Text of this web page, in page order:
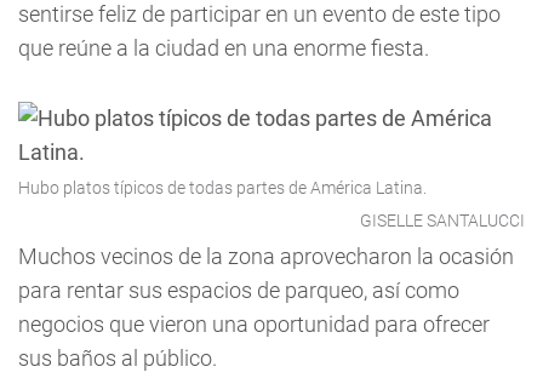
sentirse feliz de participar en un evento de este tipo
que reúne a la ciudad en una enorme fiesta.
Hubo platos típicos de todas partes de América Latina.
GISELLE SANTALUCCI
Muchos vecinos de la zona aprovecharon la ocasión
para rentar sus espacios de parqueo, así como
negocios que vieron una oportunidad para ofrecer
sus baños al público.